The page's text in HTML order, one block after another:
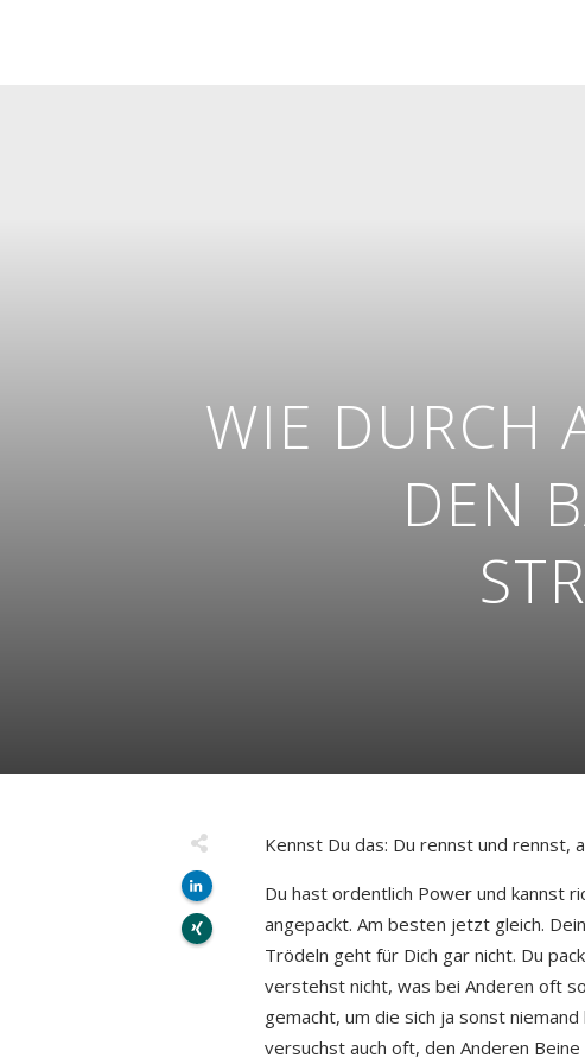
WIE DURCH
DEN
Kennst Du das: Du rennst und rennst,
Du hast ordentlich Power und kannst
angepackt. Am besten jetzt gleich.
Trödeln geht für Dich gar nicht. Du
verstehst nicht, was bei Anderen oft
gemacht, um die sich ja sonst
versuchst auch oft, den Anderen